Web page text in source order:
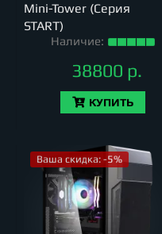
Mini-Tower (Серия
START)
Наличие:
38800 р.
КУПИТЬ
Ваша скидка: -5%